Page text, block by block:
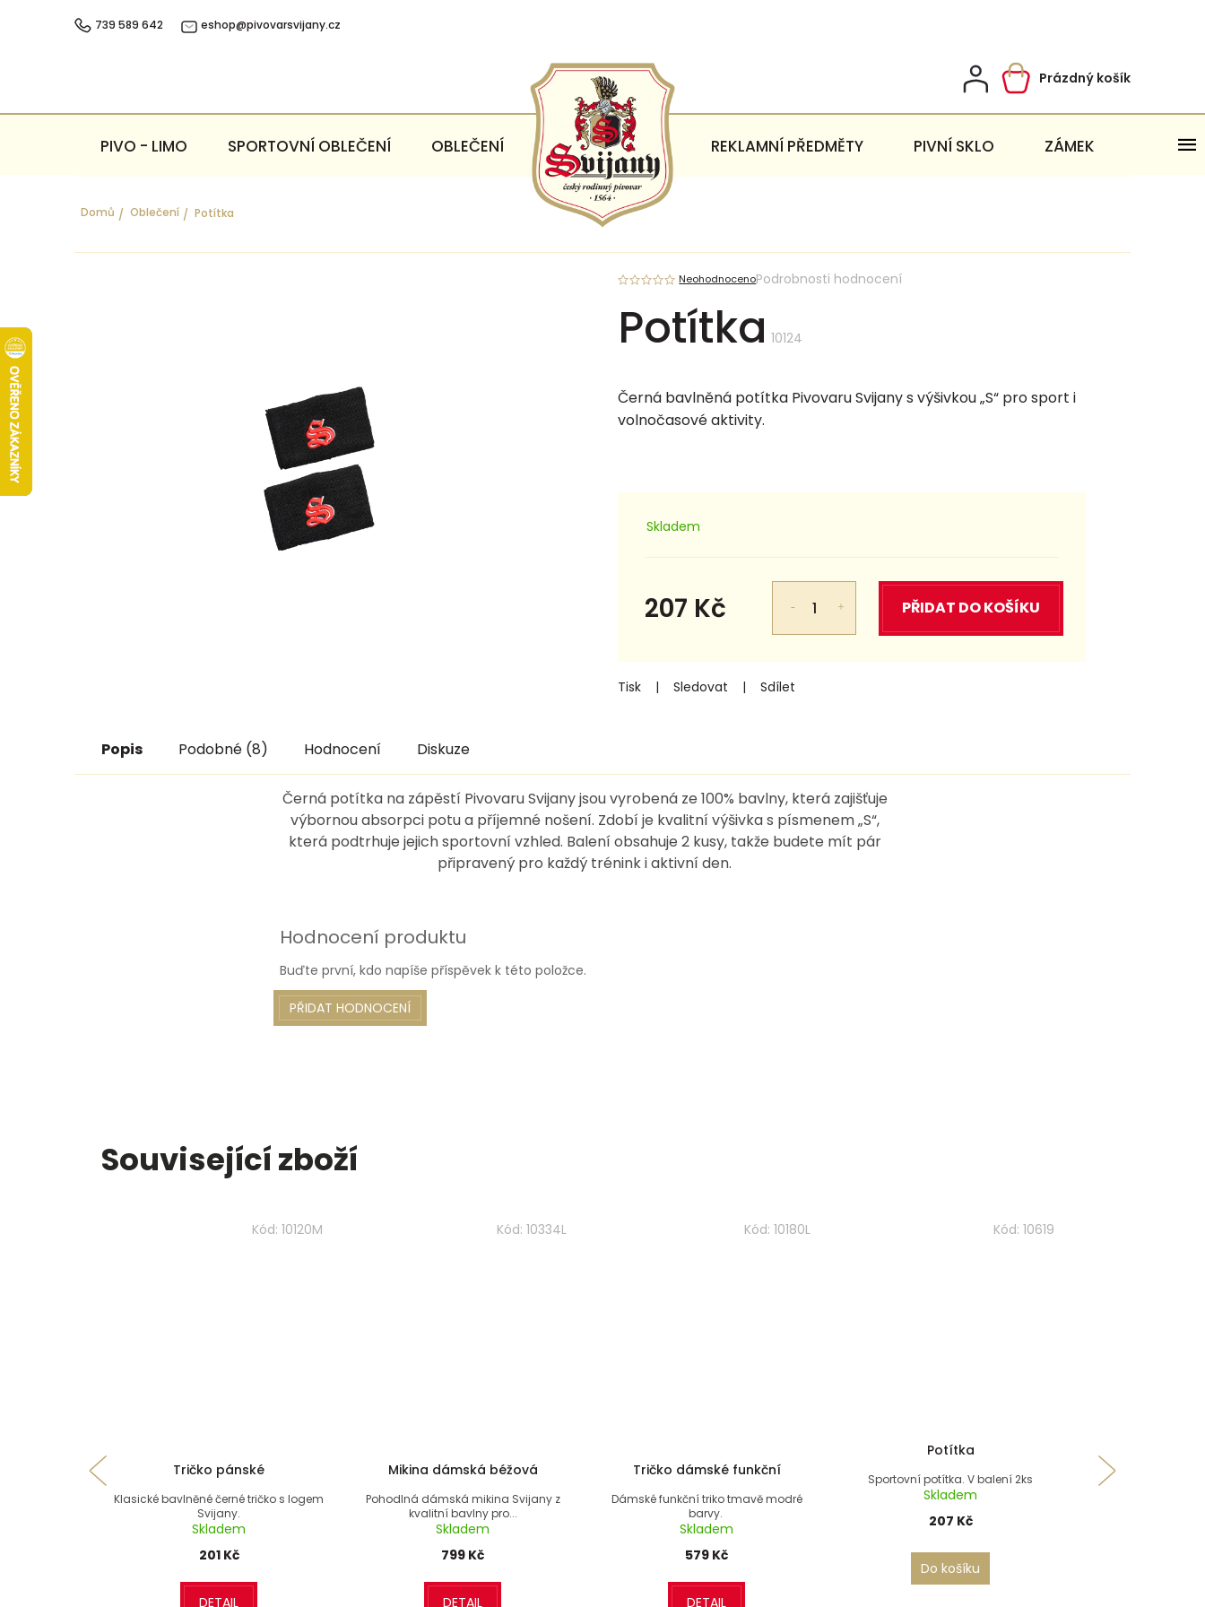
739 589 642 eshop@pivovarsvijany.cz
Nákupní
košík
Prázdný košík
PIVO - LIMO SPORTOVNÍ OBLEČENÍ OBLEČENÍ REKLAMNÍ PŘEDMĚTY PIVNÍ SKLO ZÁMEK
Domů Oblečení Potítka
Potítka 10124
NeohodnocenoPodrobnosti hodnocení
Černá bavlněná potítka Pivovaru Svijany s výšivkou „S“ pro sport i
volnočasové aktivity.
Skladem
207 Kč PŘIDAT DO KOŠÍKU
Tisk Sledovat Sdílet
Popis Podobné (8) Hodnocení Diskuze
Černá potítka na zápěstí Pivovaru Svijany jsou vyrobená ze 100% bavlny, která zajišťuje
výbornou absorpci potu a příjemné nošení. Zdobí je kvalitní výšivka s písmenem „S“,
která podtrhuje jejich sportovní vzhled. Balení obsahuje 2 kusy, takže budete mít pár
připravený pro každý trénink i aktivní den.
Hodnocení produktu
Buďte první, kdo napíše příspěvek k této položce.
PŘIDAT HODNOCENÍ
Související zboží
Kód: 10120M
Tričko pánské
Klasické bavlněné černé tričko s logem
Svijany.
Skladem
201 Kč
DETAIL
Kód: 10334L
Mikina dámská béžová
Pohodlná dámská mikina Svijany z
kvalitní bavlny pro...
Skladem
799 Kč
DETAIL
Kód: 10180L
Tričko dámské funkční
Dámské funkční triko tmavě modré
barvy.
Skladem
579 Kč
DETAIL
Kód: 10619
Potítka
Sportovní potítka. V balení 2ks
Skladem
207 Kč
Do košíku